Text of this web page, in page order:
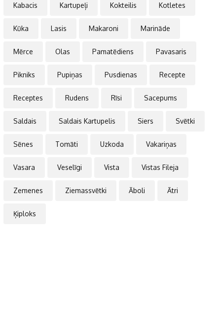
Kabacis Kartupeļi Kokteilis Kotletes
Kūka Lasis Makaroni Marināde
Mērce Olas Pamatēdiens Pavasaris
Pikniks Pupiņas Pusdienas Recepte
Receptes Rudens Rīsi Sacepums
Saldais Saldais Kartupelis Siers Svētki
Sēnes Tomāti Uzkoda Vakariņas
Vasara Veselīgi Vista Vistas Fileja
Zemenes Ziemassvētki Āboli Ātri
Ķiploks